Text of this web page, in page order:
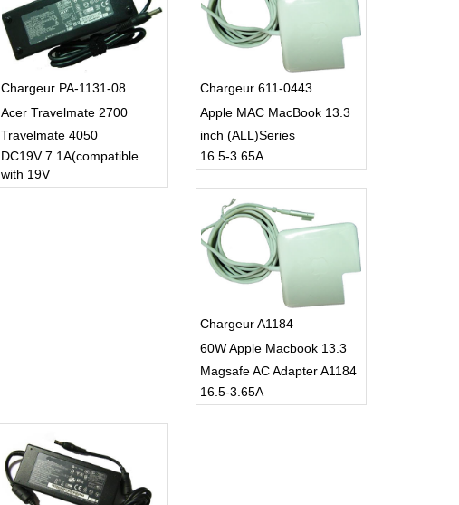
Chargeur PA-1131-08
Acer Travelmate 2700
Travelmate 4050
DC19V 7.1A(compatible
with 19V
Chargeur 611-0443
Apple MAC MacBook 13.3
inch (ALL)Series
16.5-3.65A
Chargeur A1184
60W Apple Macbook 13.3
Magsafe AC Adapter A1184
16.5-3.65A